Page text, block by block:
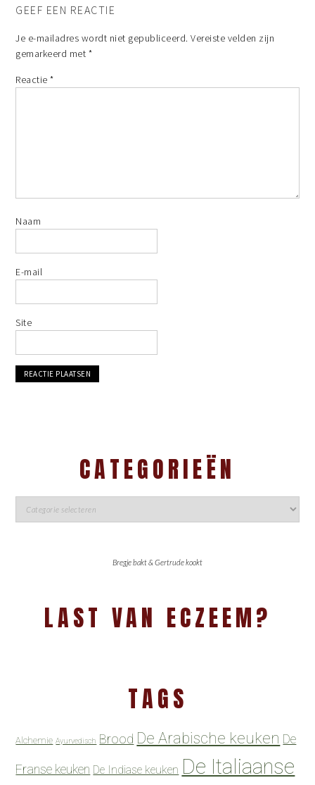
GEEF EEN REACTIE
Je e-mailadres wordt niet gepubliceerd. Vereiste velden zijn
gemarkeerd met *
Reactie*
Naam
E-mail
Site
CATEGORIEËN
Bregje bakt & Gertrude kookt
LAST VAN ECZEEM?
TAGS
Alchemie Ayurvedisch Brood De Arabische keuken De
Franse keuken De Indiase keuken De Italiaanse